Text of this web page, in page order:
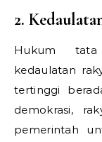
2.
Hukum tata
kedaulatan
tertinggi
demokrasi,
pemerintah